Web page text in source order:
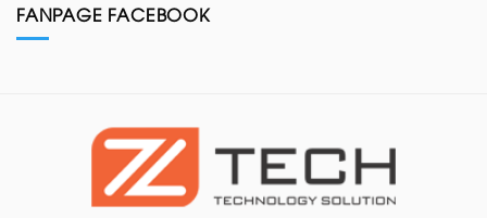
FANPAGE FACEBOOK